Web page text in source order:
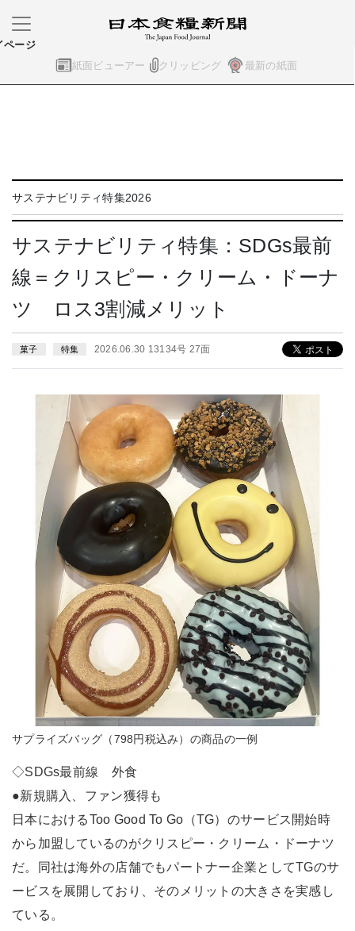
紙面ビューアー クリッピング 最新の紙面
ページ
サステナビリティ特集2026
サステナビリティ特集：SDGs最前
線＝クリスピー・クリーム・ドーナ
ツ ロス3割減メリット
菓子 特集 2026.06.30 13134号 27面
サプライズバッグ（798円税込み）の商品の一例
◇SDGs最前線 外食
●新規購入、ファン獲得も
日本におけるToo Good To Go（TG）のサービス開始時
から加盟しているのがクリスピー・クリーム・ドーナツ
だ。同社は海外の店舗でもパートナー企業としてTGのサ
ービスを展開しており、そのメリットの大きさを実感し
ている。